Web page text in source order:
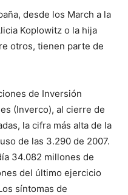
desde los March a la
Koplowitz o la hija
otros, tienen parte de
de Inversión
(Inverco), al cierre de
la cifra más alta de la
de las 3.290 de 2007.
34.082 millones de
del último ejercicio
síntomas de